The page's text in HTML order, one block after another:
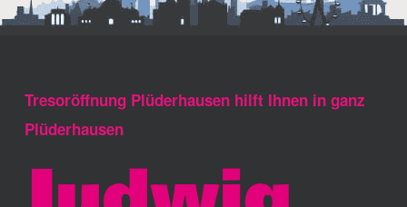
Tresoröffnung Plüderhausen hilft Ihnen in ganz
Plüderhausen